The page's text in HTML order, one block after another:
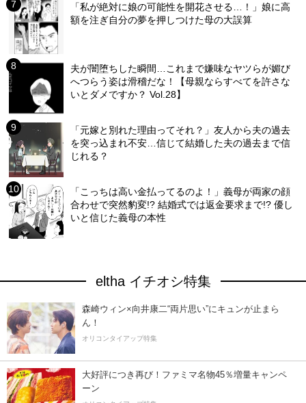
「私が絶対に娘の可能性を開花させる…！」娘に高
額を注ぎ自分の夢を押しつけた母の大誤算
夫が闇堕ちした瞬間…これまで嫌味なヤツらが媚び
へつらう姿は滑稽だな！【母親ならすべてを許さな
いとダメですか？ Vol.28】
「元嫁と別れた理由ってそれ？」友人から夫の過去
を突っ込まれ不安…信じて結婚した夫の過去まで信
じれる？
「こっちは高い金払ってるのよ！」義母が両家の顔
合わせで突然豹変!? 結婚式では返金要求まで!? 優し
いと信じた義母の本性
eltha イチオシ特集
森崎ウィン×向井康二“両片思い”にキュンが止まら
ん！
オリコンタイアップ特集
大好評につき再び！ファミマ名物45％増量キャンペ
ーン